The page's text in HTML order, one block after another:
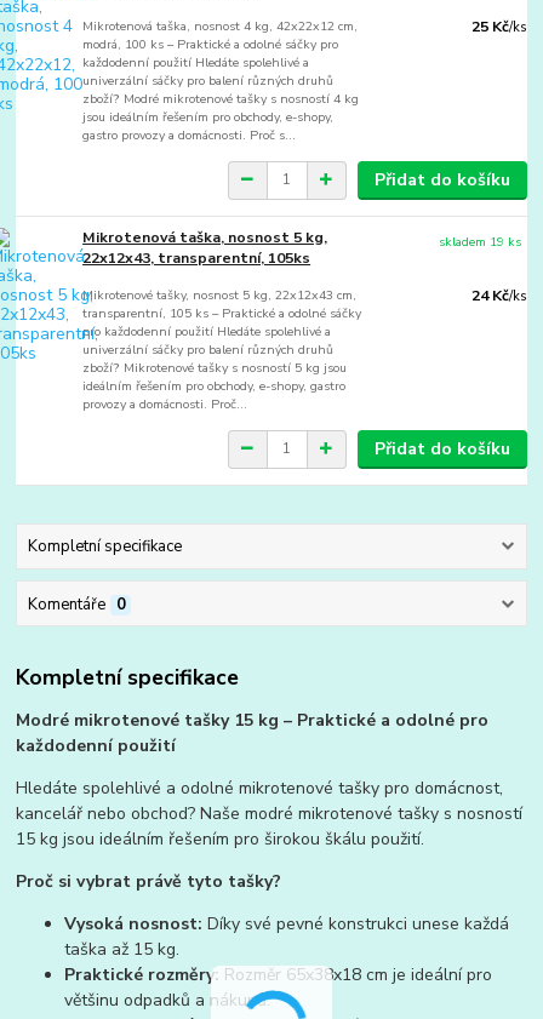
Mikrotenová taška, nosnost 4 kg, 42x22x12 cm,
modrá, 100 ks – Praktické a odolné sáčky pro
každodenní použití Hledáte spolehlivé a
univerzální sáčky pro balení různých druhů
zboží? Modré mikrotenové tašky s nosností 4 kg
jsou ideálním řešením pro obchody, e-shopy,
gastro provozy a domácnosti. Proč s...
25 Kč/ks
Přidat do košíku
Mikrotenová taška, nosnost 5 kg,
22x12x43, transparentní, 105ks
Mikrotenové tašky, nosnost 5 kg, 22x12x43 cm,
transparentní, 105 ks – Praktické a odolné sáčky
pro každodenní použití Hledáte spolehlivé a
univerzální sáčky pro balení různých druhů
zboží? Mikrotenové tašky s nosností 5 kg jsou
ideálním řešením pro obchody, e-shopy, gastro
provozy a domácnosti. Proč...
24 Kč/ks
skladem 19 ks
Přidat do košíku
Kompletní specifikace
Komentáře 0
Kompletní specifikace
Modré mikrotenové tašky 15 kg – Praktické a odolné pro
každodenní použití
Hledáte spolehlivé a odolné mikrotenové tašky pro domácnost,
kancelář nebo obchod? Naše modré mikrotenové tašky s nosností
15 kg jsou ideálním řešením pro širokou škálu použití.
Proč si vybrat právě tyto tašky?
Vysoká nosnost: Díky své pevné konstrukci unese každá
taška až 15 kg.
Praktické rozměry: Rozměr 65x38x18 cm je ideální pro
většinu odpadků a nákupů.